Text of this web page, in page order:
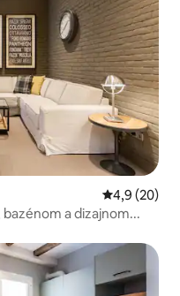
Priemerné
4,9 (20)
a dizajnom...